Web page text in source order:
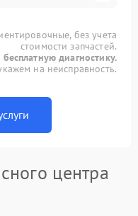
без учета
стоимости запчастей.
диагностику.
на неисправность.
центра